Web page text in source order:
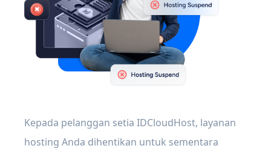
Kepada pelanggan setia IDCloudHost, layanan
hosting Anda dihentikan untuk sementara